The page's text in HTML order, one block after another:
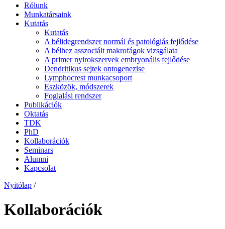
Rólunk
Munkatársaink
Kutatás
Kutatás
A bélidegrendszer normál és patológiás fejlődése
A bélhez asszociált makrofágok vizsgálata
A primer nyirokszervek embryonális fejlődése
Dendritikus sejtek ontogenezise
Lymphocrest munkacsoport
Eszközök, módszerek
Foglalási rendszer
Publikációk
Oktatás
TDK
PhD
Kollaborációk
Seminars
Alumni
Kapcsolat
Nyitólap /
Kollaborációk